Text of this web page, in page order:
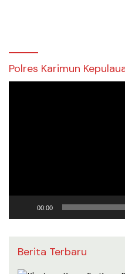
Polres Karimun
00:00
Berita Terbaru